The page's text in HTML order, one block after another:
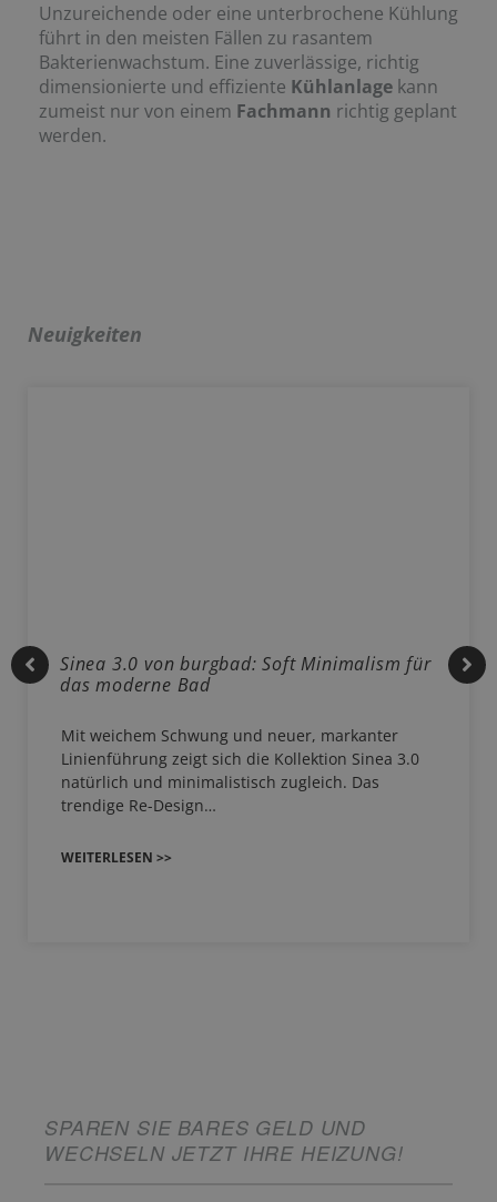
Unzureichende oder eine unterbrochene Kühlung
führt in den meisten Fällen zu rasantem
Bakterienwachstum. Eine zuverlässige, richtig
dimensionierte und effiziente Kühlanlage kann
zumeist nur von einem Fachmann richtig geplant
werden.
Neuigkeiten
Sinea 3.0 von burgbad: Soft Minimalism für
das moderne Bad
Mit weichem Schwung und neuer, markanter
Linienführung zeigt sich die Kollektion Sinea 3.0
natürlich und minimalistisch zugleich. Das
trendige Re-Design…
WEITERLESEN >>
SPAREN SIE BARES GELD UND
WECHSELN JETZT IHRE HEIZUNG!